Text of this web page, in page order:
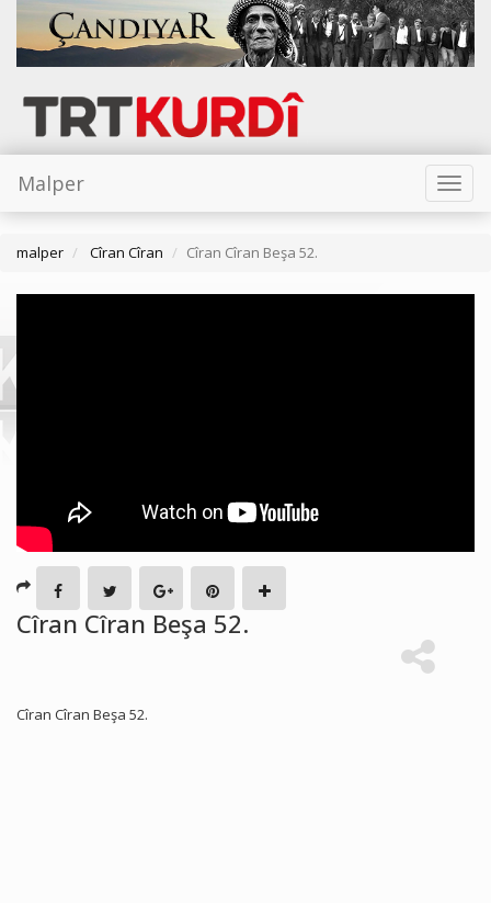
Toggle
Malper
malper Cîran Cîran Cîran Cîran Beşa 52.
Cîran Cîran Beşa 52.
Cîran Cîran Beşa 52.